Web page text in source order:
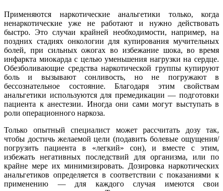
Применяются наркотические анальгетики только, когда
ненаркотические уже не работают и нужно действовать
быстро. Это случаи крайней необходимости, например, на
поздних стадиях онкологии для купирования мучительных
болей, при сильных ожогах во избежание шока, во время
инфаркта миокарда с целью уменьшения нагрузки на сердце.
Обезболивающие средства наркотической группы купируют
боль и вызывают сонливость, но не погружают в
бессознательное состояние. Благодаря этим свойствам
анальгетики используются для премедикации — подготовки
пациента к анестезии. Иногда они сами могут выступать в
роли операционного наркоза.
Только опытный специалист может рассчитать дозу так,
чтобы достичь желаемой цели (подавить болевые ощущения/
погрузить пациента в «легкий» сон), и вместе с этим,
избежать негативных последствий для организма, или по
крайне мере их минимизировать. Дозировка наркотических
анальгетиков определяется в соответствии с показаниями к
применению — для каждого случая имеются свои